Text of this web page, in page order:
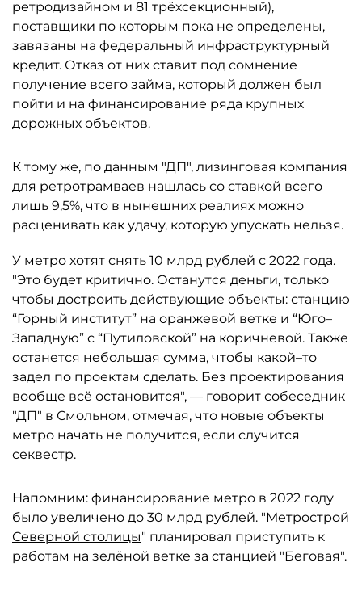
ретродизайном и 81 трёхсекционный),
поставщики по которым пока не определены,
завязаны на федеральный инфраструктурный
кредит. Отказ от них ставит под сомнение
получение всего займа, который должен был
пойти и на финансирование ряда крупных
дорожных объектов.
К тому же, по данным "ДП", лизинговая компания
для ретротрамваев нашлась со ставкой всего
лишь 9,5%, что в нынешних реалиях можно
расценивать как удачу, которую упускать нельзя.
У метро хотят снять 10 млрд рублей с 2022 года.
"Это будет критично. Останутся деньги, только
чтобы достроить действующие объекты: станцию
“Горный институт” на оранжевой ветке и “Юго–
Западную” с “Путиловской” на коричневой. Также
останется небольшая сумма, чтобы какой–то
задел по проектам сделать. Без проектирования
вообще всё остановится", — говорит собеседник
"ДП" в Смольном, отмечая, что новые объекты
метро начать не получится, если случится
секвестр.
Напомним: финансирование метро в 2022 году
было увеличено до 30 млрд рублей. "Метрострой
Северной столицы" планировал приступить к
работам на зелёной ветке за станцией "Беговая".